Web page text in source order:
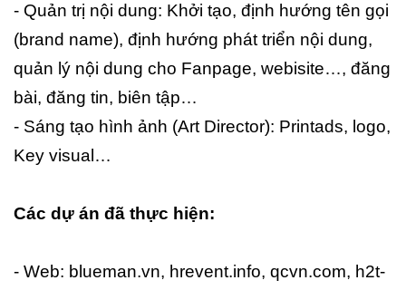
- Quản trị nội dung: Khởi tạo, định hướng tên gọi
(brand name), định hướng phát triển nội dung,
quản lý nội dung cho Fanpage, webisite…, đăng
bài, đăng tin, biên tập…
- Sáng tạo hình ảnh (Art Director): Printads, logo,
Key visual…
Các dự án đã thực hiện:
- Web: blueman.vn, hrevent.info, qcvn.com, h2t-